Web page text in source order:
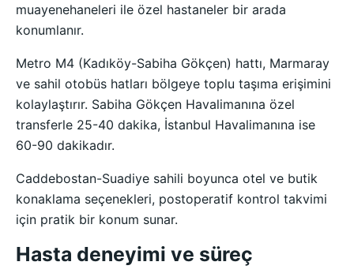
muayenehaneleri ile özel hastaneler bir arada
konumlanır.
Metro M4 (Kadıköy-Sabiha Gökçen) hattı, Marmaray
ve sahil otobüs hatları bölgeye toplu taşıma erişimini
kolaylaştırır. Sabiha Gökçen Havalimanına özel
transferle 25-40 dakika, İstanbul Havalimanına ise
60-90 dakikadır.
Caddebostan-Suadiye sahili boyunca otel ve butik
konaklama seçenekleri, postoperatif kontrol takvimi
için pratik bir konum sunar.
Hasta deneyimi ve süreç